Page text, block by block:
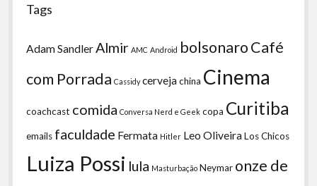
Tags
Adam Sandler Almir AMC Android bolsonaroCafé
com Porrada Cassidy cervejachina Cinema
coachcast comida Conversa Nerd e Geek copa Curitiba
emails faculdade Fermata Hitler Leo OliveiraLos Chicos
Luiza Possi lula Masturbação Neymar onze de